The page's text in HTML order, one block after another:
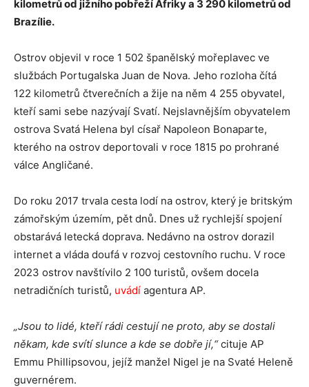
kilometrů od jižního pobřeží Afriky a 3 290 kilometrů od
Brazílie.
Ostrov objevil v roce 1 502 španělský mořeplavec ve
službách Portugalska Juan de Nova. Jeho rozloha čítá
122 kilometrů čtverečních a žije na něm 4 255 obyvatel,
kteří sami sebe nazývají Svatí. Nejslavnějším obyvatelem
ostrova Svatá Helena byl císař Napoleon Bonaparte,
kterého na ostrov deportovali v roce 1815 po prohrané
válce Angličané.
Do roku 2017 trvala cesta lodí na ostrov, který je britským
zámořským územím, pět dnů. Dnes už rychlejší spojení
obstarává letecká doprava. Nedávno na ostrov dorazil
internet a vláda doufá v rozvoj cestovního ruchu. V roce
2023 ostrov navštívilo 2 100 turistů, ovšem docela
netradičních turistů, uvádí agentura AP.
„Jsou to lidé, kteří rádi cestují ne proto, aby se dostali
někam, kde svítí slunce a kde se dobře jí,“cituje AP
Emmu Phillipsovou, jejíž manžel Nigel je na Svaté Heleně
guvernérem.